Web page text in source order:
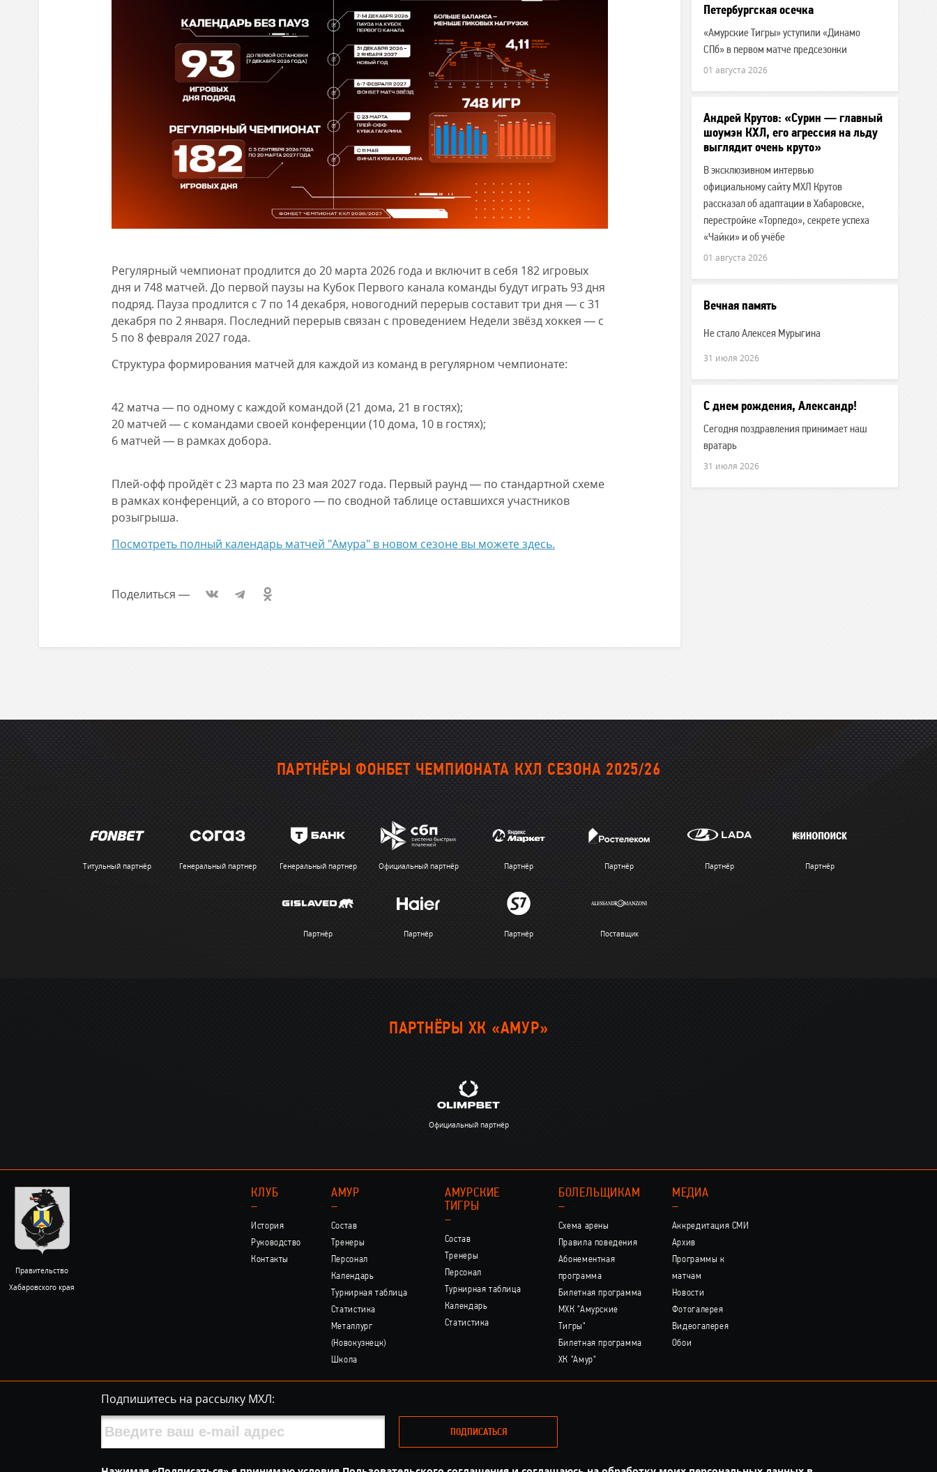
Регулярный чемпионат продлится до 20 марта 2026 года и включит в себя 182 игровых
дня и 748 матчей. До первой паузы на Кубок Первого канала команды будут играть 93 дня
подряд. Пауза продлится с 7 по 14 декабря, новогодний перерыв составит три дня — с 31
декабря по 2 января. Последний перерыв связан с проведением Недели звёзд хоккея — с
5 по 8 февраля 2027 года.
Структура формирования матчей для каждой из команд в регулярном чемпионате:
42 матча — по одному с каждой командой (21 дома, 21 в гостях);
20 матчей — с командами своей конференции (10 дома, 10 в гостях);
6 матчей — в рамках добора.
Плей-офф пройдёт с 23 марта по 23 мая 2027 года. Первый раунд — по стандартной схеме
в рамках конференций, а со второго — по сводной таблице оставшихся участников
розыгрыша.
Посмотреть полный календарь матчей "Амура" в новом сезоне вы можете здесь.
Поделиться —
Петербургская осечка
«Амурские Тигры» уступили «Динамо
СПб» в первом матче предсезонки
01 августа 2026
Андрей Крутов: «Сурин — главный
шоумэн КХЛ, его агрессия на льду
выглядит очень круто»
В эксклюзивном интервью
официальному сайту МХЛ Крутов
рассказал об адаптации в Хабаровске,
перестройке «Торпедо», секрете успеха
«Чайки» и об учёбе
01 августа 2026
Вечная память
Не стало Алексея Мурыгина
31 июля 2026
С днем рождения, Александр!
Сегодня поздравления принимает наш
вратарь
31 июля 2026
ПАРТНЁРЫ ФОНБЕТ ЧЕМПИОНАТА КХЛ СЕЗОНА 2025/26
Титульный партнёр Генеральный партнер Генеральный партнер Официальный партнёр Партнёр Партнёр Партнёр Партнёр
Партнёр Партнёр Партнёр Поставщик
ПАРТНЁРЫ ХК «АМУР»
Официальный партнёр
Правительство
Хабаровского края
КЛУБ
–
История
Руководство
Контакты
АМУР
–
Состав
Тренеры
Персонал
Календарь
Турнирная таблица
Статистика
Металлург
(Новокузнецк)
Школа
АМУРСКИЕ
ТИГРЫ
–
Состав
Тренеры
Персонал
Турнирная таблица
Календарь
Статистика
БОЛЕЛЬЩИКАМ
–
Схема арены
Правила поведения
Абонементная
программа
Билетная программа
МХК "Амурские
Тигры"
Билетная программа
ХК "Амур"
МЕДИА
–
Аккредитация СМИ
Архив
Программы к
матчам
Новости
Фотогалерея
Видеогалерея
Обои
Подпишитесь на рассылку МХЛ:
ПОДПИСАТЬСЯ